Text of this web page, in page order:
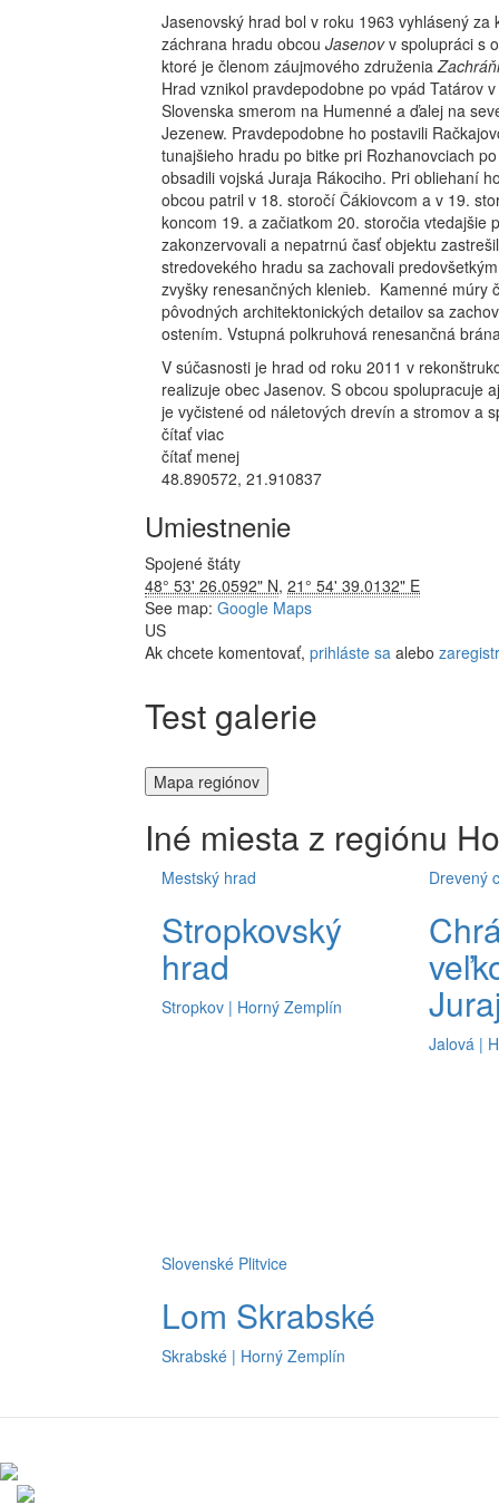
Jasenovský hrad bol v roku 1963 vyhlásený
záchrana hradu obcou Jasenovv spolupráci s
ktoré je členom záujmového združenia
Hrad vznikol pravdepodobne po vpád Tatárov
Slovenska smerom na Humenné a ďalej na
Jezenew. Pravdepodobne ho postavili
tunajšieho hradu po bitke pri Rozhanovciach
obsadili vojská Juraja Rákociho. Pri obliehaní
obcou patril v 18. storočí Čákiovcom a v 19.
koncom 19. a začiatkom 20. storočia vtedajšie
zakonzervovali a nepatrnú časť objektu
stredovekého hradu sa zachovali
zvyšky renesančných klenieb. Kamenné múry
pôvodných architektonických detailov sa
ostením. Vstupná polkruhová renesančná
V súčasnosti je hrad od roku 2011 v
realizuje obec Jasenov. S obcou spolupracuje
je vyčistené od náletových drevín a stromov a
čítať viac
čítať menej
48.890572, 21.910837
Umiestnenie
Spojené štáty
48° 53' 26.0592" N, 21° 54' 39.0132" E
See map: Google Maps
US
Ak chcete komentovať, prihláste sa alebo
Test galerie
Mapa regiónov
Iné miesta z regiónu
Mestský hrad
Stropkovský
hrad
Stropkov | Horný Zemplín
Drevený
Jalová |
Slovenské Plitvice
Lom Skrabské
Skrabské | Horný Zemplín